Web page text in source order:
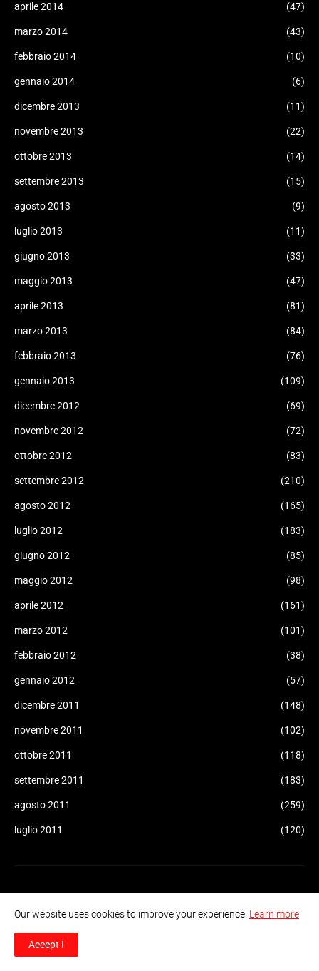
aprile 2014 (47)
marzo 2014 (43)
febbraio 2014 (10)
gennaio 2014 (6)
dicembre 2013 (11)
novembre 2013 (22)
ottobre 2013 (14)
settembre 2013 (15)
agosto 2013 (9)
luglio 2013 (11)
giugno 2013 (33)
maggio 2013 (47)
aprile 2013 (81)
marzo 2013 (84)
febbraio 2013 (76)
gennaio 2013 (109)
dicembre 2012 (69)
novembre 2012 (72)
ottobre 2012 (83)
settembre 2012 (210)
agosto 2012 (165)
luglio 2012 (183)
giugno 2012 (85)
maggio 2012 (98)
aprile 2012 (161)
marzo 2012 (101)
febbraio 2012 (38)
gennaio 2012 (57)
dicembre 2011 (148)
novembre 2011 (102)
ottobre 2011 (118)
settembre 2011 (183)
agosto 2011 (259)
luglio 2011 (120)
"Informazione Consapevole" è un sito di informazione e
Our website uses cookies to improve your experience. Learn more
Accept !